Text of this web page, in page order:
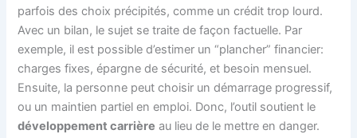
parfois des choix précipités, comme un crédit trop lourd.
Avec un bilan, le sujet se traite de façon factuelle. Par
exemple, il est possible d’estimer un “plancher” financier:
charges fixes, épargne de sécurité, et besoin mensuel.
Ensuite, la personne peut choisir un démarrage progressif,
ou un maintien partiel en emploi. Donc, l’outil soutient le
développement carrière au lieu de le mettre en danger.